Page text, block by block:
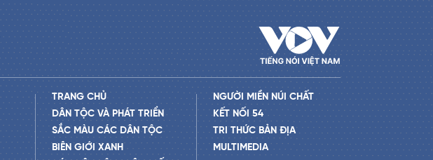
TRANG CHỦ
DÂN TỘC VÀ PHÁT TRIỂN
SẮC MÀU CÁC DÂN TỘC
BIÊN GIỚI XANH
NGƯỜI MIỀN NÚI CHẤT
KẾT NỐI 54
TRI THỨC BẢN ĐỊA
MULTIMEDIA